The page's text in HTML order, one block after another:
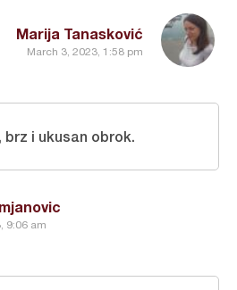
Marija Tanasković
March 3, 2023, 1:58 pm
9:06 am
brz i ukusan obrok.